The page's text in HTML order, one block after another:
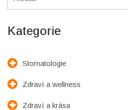
Kategorie
Stomatologie
Zdraví a wellness
Zdraví a krása